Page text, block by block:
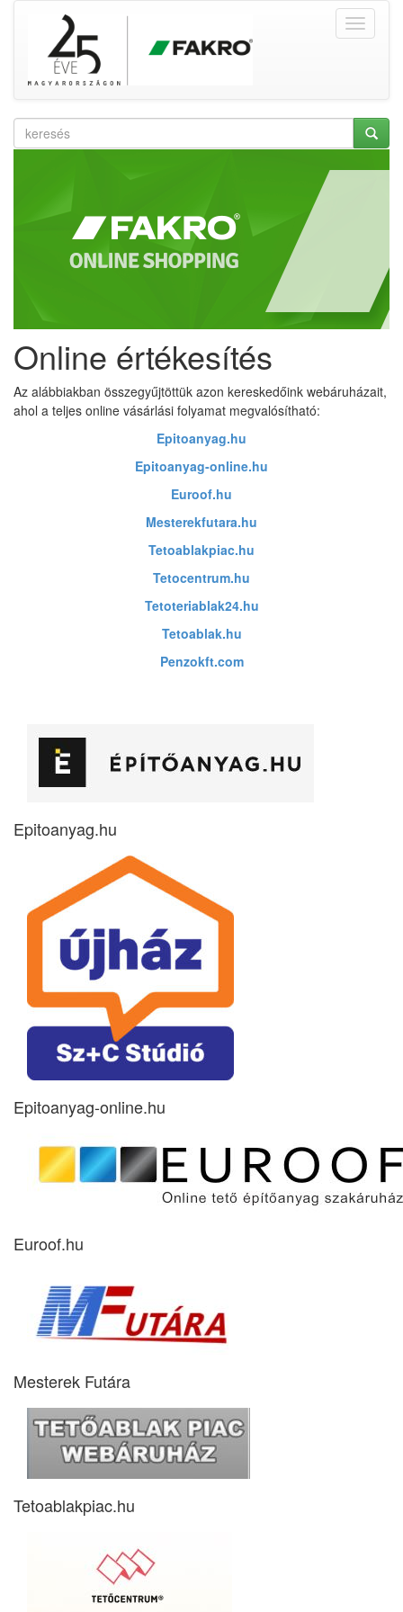
Online értékesítés
Az alábbiakban összegyűjtöttük azon kereskedőink webáruházait,
ahol a teljes online vásárlási folyamat megvalósítható:
Epitoanyag.hu
Epitoanyag-online.hu
Euroof.hu
Mesterekfutara.hu
Tetoablakpiac.hu
Tetocentrum.hu
Tetoteriablak24.hu
Tetoablak.hu
Penzokft.com
Epitoanyag.hu
Epitoanyag-online.hu
Euroof.hu
Mesterek Futára
Tetoablakpiac.hu